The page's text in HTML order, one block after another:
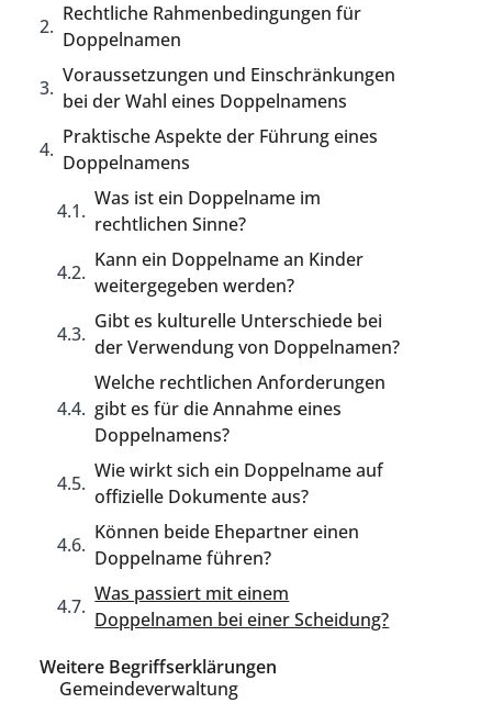
Rechtliche Rahmenbedingungen für
Doppelnamen
Voraussetzungen und Einschränkungen
bei der Wahl eines Doppelnamens
Praktische Aspekte der Führung eines
Doppelnamens
Was ist ein Doppelname im
rechtlichen Sinne?
Kann ein Doppelname an Kinder
weitergegeben werden?
Gibt es kulturelle Unterschiede bei
der Verwendung von Doppelnamen?
Welche rechtlichen Anforderungen
gibt es für die Annahme eines
Doppelnamens?
Wie wirkt sich ein Doppelname auf
offizielle Dokumente aus?
Können beide Ehepartner einen
Doppelname führen?
Was passiert mit einem
Doppelnamen bei einer Scheidung?
Weitere Begriffserklärungen
Gemeindeverwaltung